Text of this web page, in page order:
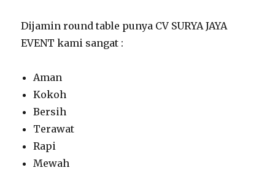
Dijamin round table punya CV SURYA JAYA
EVENT kami sangat :
Aman
Kokoh
Bersih
Terawat
Rapi
Mewah